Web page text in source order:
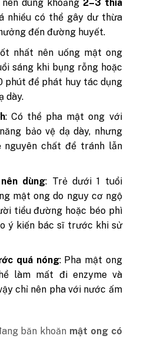
dùng khoảng2–3 thìa
nhiều có thể gây dư thừa
đến đường huyết.
nhất nên uống mật ong
sáng khi bụng rỗng hoặc
phút để phát huy tác dụng
dày.
: Có thể pha mật ong với
bảo vệ dạ dày, nhưng
nguyên chất để tránh lẫn
dùng: Trẻ dưới 1 tuổi
mật ong do nguy cơ ngộ
tiểu đường hoặc béo phì
ý kiến bác sĩ trước khi sử
quá nóng: Pha mật ong
làm mất đi enzyme và
chỉ nên pha với nước ấm
băn khoăn mật ong có